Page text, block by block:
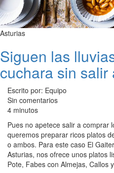
Asturias
Siguen las
cuchara sin salir
Escrito por: Equipo
Sin comentarios
4 minutos
Pues no apetece salir a comprar
queremos preparar ricos platos
o ambos. Para este caso El
Asturias, nos ofrece unos platos
Pote, Fabes con Almejas, Callos